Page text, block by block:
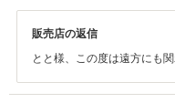
販売店の返信
とと様、この度は遠方にも
訳ございません。 今後ご満